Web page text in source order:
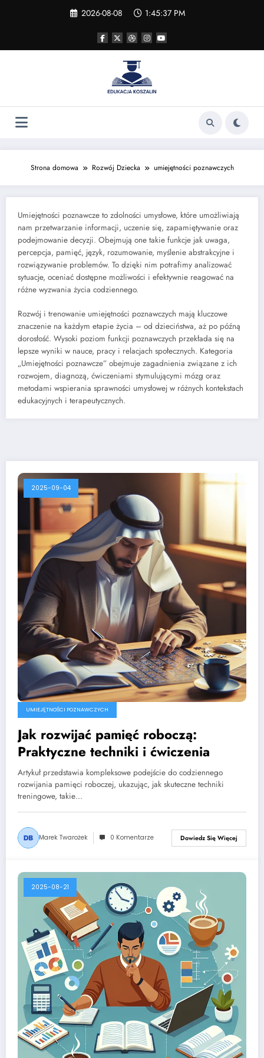
2026-08-08 1:45:38 PM
Strona domowa Rozwój Dziecka umiejętności poznawczych
Umiejętności poznawcze to zdolności umysłowe, które umożliwiają
nam przetwarzanie informacji, uczenie się, zapamiętywanie oraz
podejmowanie decyzji. Obejmują one takie funkcje jak uwaga,
percepcja, pamięć, język, rozumowanie, myślenie abstrakcyjne i
rozwiązywanie problemów. To dzięki nim potrafimy analizować
sytuacje, oceniać dostępne możliwości i efektywnie reagować na
różne wyzwania życia codziennego.
Rozwój i trenowanie umiejętności poznawczych mają kluczowe
znaczenie na każdym etapie życia – od dzieciństwa, aż po późną
dorosłość. Wysoki poziom funkcji poznawczych przekłada się na
lepsze wyniki w nauce, pracy i relacjach społecznych. Kategoria
„Umiejętności poznawcze” obejmuje zagadnienia związane z ich
rozwojem, diagnozą, ćwiczeniami stymulującymi mózg oraz
metodami wspierania sprawności umysłowej w różnych kontekstach
edukacyjnych i terapeutycznych.
2025-09-04
UMIEJĘTNOŚCI POZNAWCZYCH
Jak rozwijać pamięć roboczą:
Praktyczne techniki i ćwiczenia
Artykuł przedstawia kompleksowe podejście do codziennego
rozwijania pamięci roboczej, ukazując, jak skuteczne techniki
treningowe, takie…
Marek Twarożek 0 Komentarze Dowiedz Się Więcej
2025-08-21